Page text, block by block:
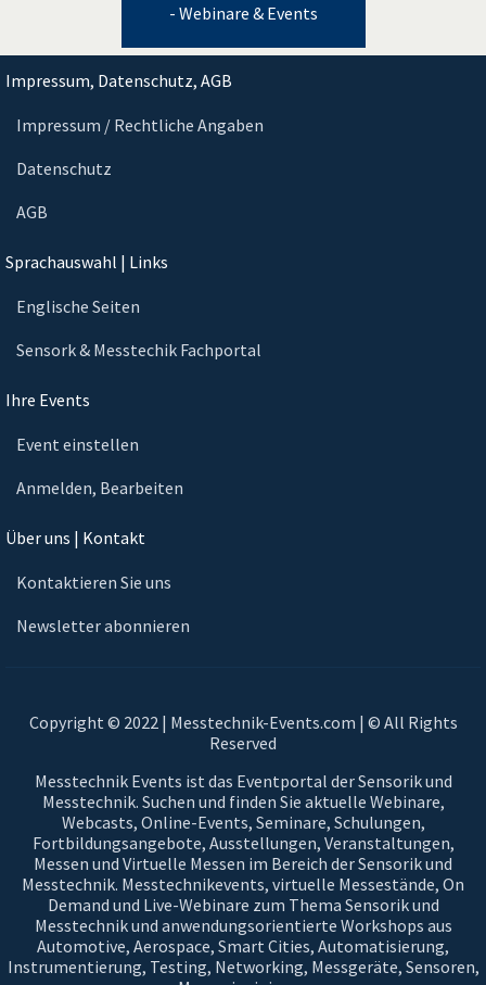
- Webinare & Events
Impressum, Datenschutz, AGB
Impressum / Rechtliche Angaben
Datenschutz
AGB
Sprachauswahl | Links
Englische Seiten
Sensork & Messtechik Fachportal
Ihre Events
Event einstellen
Anmelden, Bearbeiten
Über uns | Kontakt
Kontaktieren Sie uns
Newsletter abonnieren
Copyright © 2022 | Messtechnik-Events.com | © All Rights
Reserved
Messtechnik Events ist das Eventportal der Sensorik und
Messtechnik. Suchen und finden Sie aktuelle Webinare,
Webcasts, Online-Events, Seminare, Schulungen,
Fortbildungsangebote, Ausstellungen, Veranstaltungen,
Messen und Virtuelle Messen im Bereich der Sensorik und
Messtechnik. Messtechnikevents, virtuelle Messestände, On
Demand und Live-Webinare zum Thema Sensorik und
Messtechnik und anwendungsorientierte Workshops aus
Automotive, Aerospace, Smart Cities, Automatisierung,
Instrumentierung, Testing, Networking, Messgeräte, Sensoren,